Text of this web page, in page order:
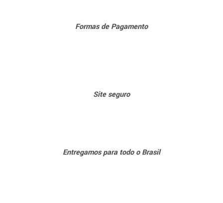
Formas de Pagamento
Site seguro
Entregamos para todo o Brasil